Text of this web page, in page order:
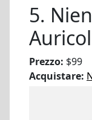
5.
Prezzo: $99
Acquistare: